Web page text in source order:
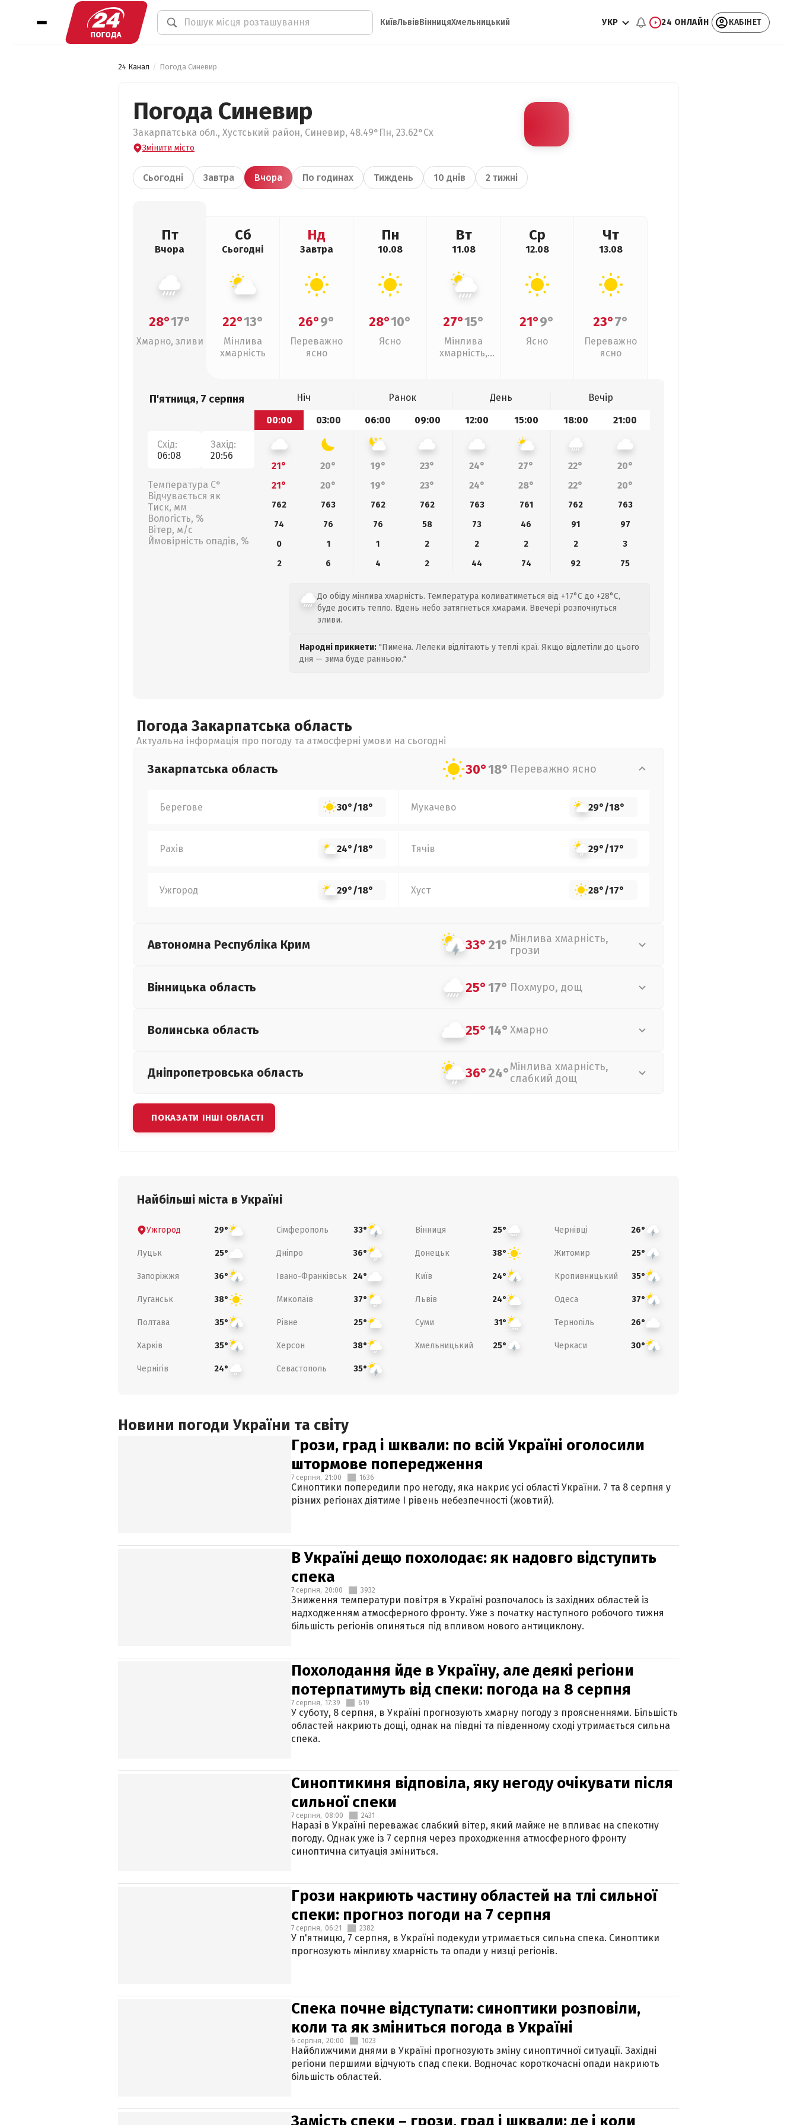
КиївЛьвівВінницяХмельницький УКР 24 ОНЛАЙН КАБІНЕТ
24 Канал Погода Синевир
Погода Синевир
Закарпатська обл., Хустський район, Синевир, 48.49°Пн, 23.62°Сх
Змінити місто
Сьогодні Завтра Вчора По годинах Тиждень 10 днів 2 тижні
Пт
Вчора
28°17°
Хмарно, зливи
Сб
Сьогодні
22°13°
Мінлива
хмарність
Нд
Завтра
26°9°
Переважно
ясно
Пн
10.08
28°10°
Ясно
Вт
11.08
27°15°
Мінлива
хмарність,
Ср
12.08
21°9°
Ясно
Чт
13.08
23°7°
Переважно
ясно
П'ятниця, 7 серпня
Схід:
06:08
Захід:
20:56
Температура С°
Відчувається як
Тиск, мм
Вологість, %
Вітер, м/с
Ймовірність опадів, %
Ніч Ранок День
Вечір
00:00
03:00 06:00 09:00 12:00 15:00 18:00 21:00
21° 20° 19° 23° 24° 27° 22°
20°
21°
20° 19° 23° 24° 28° 22° 20°
762 763 762 762 763 761 762
763
74
76 76 58 73 46 91
97
0
1 1 2 2 2 2
3
2
6 4 2 44 74 92 75
До обіду мінлива хмарність. Температура коливатиметься від +17°C до +28°C,
буде досить тепло. Вдень небо затягнеться хмарами. Ввечері розпочнуться
зливи.
Народні прикмети: "Пимена. Лелеки відлітають у теплі краї. Якщо відлетіли до цього
дня — зима буде ранньою."
Погода Закарпатська область
Актуальна інформація про погоду та атмосферні умови на сьогодні
Закарпатська область 30°18° Переважно ясно
Берегове 30°/18° Мукачево 29°/18°
Рахів 24°/18° Тячів 29°/17°
Ужгород 29°/18° Хуст 28°/17°
Автономна Республіка Крим 33°21° Мінлива хмарність,
грози
Вінницька область 25°17° Похмуро, дощ
Волинська область 25°14° Хмарно
Дніпропетровська область 36°24°Мінлива хмарність,
слабкий дощ
ПОКАЗАТИ ІНШІ ОБЛАСТІ
Найбільші міста в Україні
Ужгород 29° Сімферополь 33° Вінниця 25° Чернівці 26°
Луцьк 25° Дніпро 36° Донецьк 38° Житомир 25°
Запоріжжя 36° Івано-Франківськ 24° Київ 24° Кропивницький 35°
Луганськ 38° Миколаїв 37° Львів 24° Одеса 37°
Полтава 35° Рівне 25° Суми 31° Тернопіль 26°
Харків 35° Херсон 38° Хмельницький 25° Черкаси 30°
Чернігів 24° Севастополь 35°
Новини погоди України та світу
Грози, град і шквали: по всій Україні оголосили
штормове попередження
7 серпня, 21:00 1636
Синоптики попередили про негоду, яка накриє усі області України. 7 та 8 серпня у
різних регіонах діятиме І рівень небезпечності (жовтий).
В Україні дещо похолодає: як надовго відступить
спека
7 серпня, 20:00 3932
Зниження температури повітря в Україні розпочалось із західних областей із
надходженням атмосферного фронту. Уже з початку наступного робочого тижня
більшість регіонів опиняться під впливом нового антициклону.
Похолодання йде в Україну, але деякі регіони
потерпатимуть від спеки: погода на 8 серпня
7 серпня, 17:39 619
У суботу, 8 серпня, в Україні прогнозують хмарну погоду з проясненнями. Більшість
областей накриють дощі, однак на півдні та південному сході утримається сильна
спека.
Синоптикиня відповіла, яку негоду очікувати після
сильної спеки
7 серпня, 08:00 2431
Наразі в Україні переважає слабкий вітер, який майже не впливає на спекотну
погоду. Однак уже із 7 серпня через проходження атмосферного фронту
синоптична ситуація зміниться.
Грози накриють частину областей на тлі сильної
спеки: прогноз погоди на 7 серпня
7 серпня, 06:21 2382
У п'ятницю, 7 серпня, в Україні подекуди утримається сильна спека. Синоптики
прогнозують мінливу хмарність та опади у низці регіонів.
Спека почне відступати: синоптики розповіли,
коли та як зміниться погода в Україні
6 серпня, 20:00 1023
Найближчими днями в Україні прогнозують зміну синоптичної ситуації. Західні
регіони першими відчують спад спеки. Водночас короткочасні опади накриють
більшість областей.
Замість спеки – грози, град і шквали: де і коли